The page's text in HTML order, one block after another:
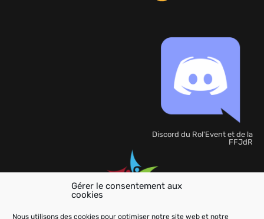
Gérer le consentement aux
cookies
Nous utilisons des cookies pour optimiser notre site web et notre
Discord du Rol'Event et de la
FFJdR
de